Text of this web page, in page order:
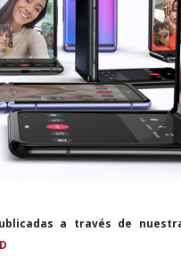
a través de